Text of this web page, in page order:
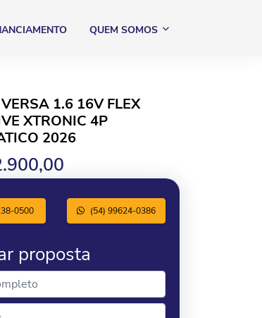
QUEM SOMOS
1.6 16V FLEX
XTRONIC 4P
2026
0500 (54) 99624-0386
proposta